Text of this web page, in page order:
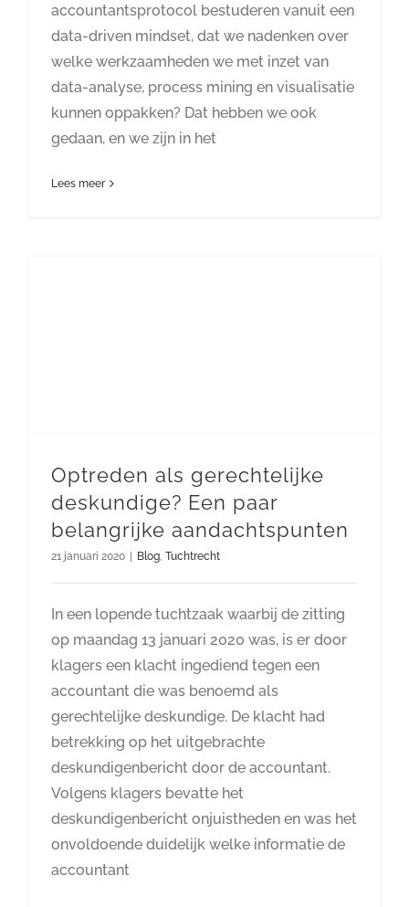
accountantsprotocol bestuderen vanuit een
data-driven mindset, dat we nadenken over
welke werkzaamheden we met inzet van
data-analyse, process mining en visualisatie
kunnen oppakken? Dat hebben we ook
gedaan, en we zijn in het
Lees meer
Optreden als gerechtelijke
deskundige? Een paar
belangrijke aandachtspunten
21 januari 2020 | Blog, Tuchtrecht
In een lopende tuchtzaak waarbij de zitting
op maandag 13 januari 2020 was, is er door
klagers een klacht ingediend tegen een
accountant die was benoemd als
gerechtelijke deskundige. De klacht had
betrekking op het uitgebrachte
deskundigenbericht door de accountant.
Volgens klagers bevatte het
deskundigenbericht onjuistheden en was het
onvoldoende duidelijk welke informatie de
accountant